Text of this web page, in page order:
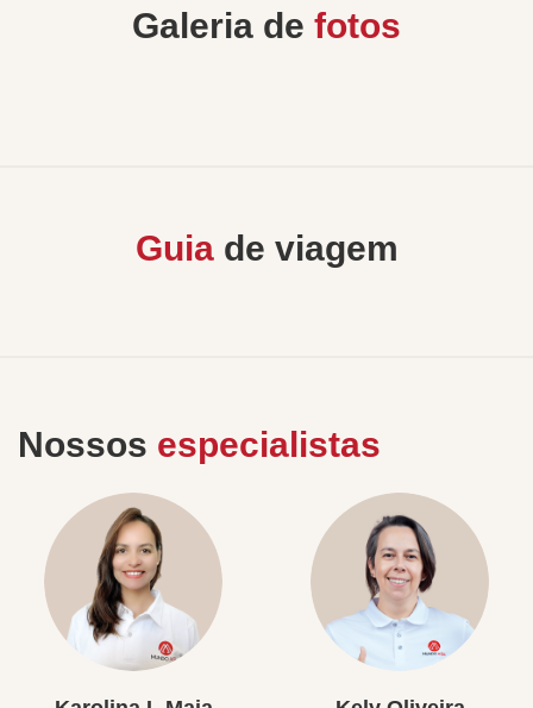
Galeria de fotos
Guiade viagem
Nossos especialistas